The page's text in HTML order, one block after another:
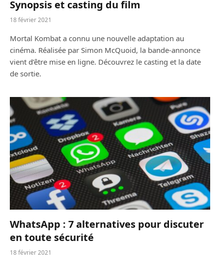
Synopsis et casting du film
18 février 2021
Mortal Kombat a connu une nouvelle adaptation au
cinéma. Réalisée par Simon McQuoid, la bande-annonce
vient d’être mise en ligne. Découvrez le casting et la date
de sortie.
WhatsApp : 7 alternatives pour discuter
en toute sécurité
18 février 2021